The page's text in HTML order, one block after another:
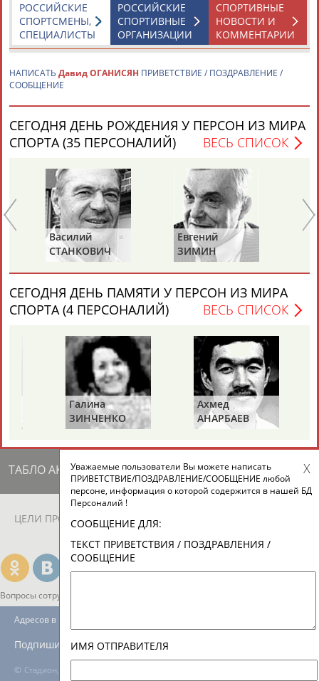
Каримжан
Аделя
Андрей
Герман
Рамазан
АБДУЛАЕВ
Тагир
АБДУЛАЕВ
Камиль
АБДУЛАЗИЗОВ
Загалав
АБДУЛБЕКОВ
Камалудин
Абдула
Магомед
Назир
24 персон из 13181
ЕЩЁ ПЕРСОНЫ
ТАБЛО АКТИВНОСТИ
ЦЕЛИ ПРОЕКТА КОНТАКТЫ
Вопросы сотрудничества и совместной деятельности
© Стадион, 1998-2026
Адресов в новостной рассылке: 996
Подпишись
СПОРТИВНЫЕ
НОВОСТИ И
КОММЕНТАРИИ
РОССИЙСКИЕ
СПОРТИВНЫЕ
ОРГАНИЗАЦИИ
РОССИЙСКИЕ
СПОРТСМЕНЫ,
СПЕЦИАЛИСТЫ
НАПИСАТЬ Давид ОГАНИСЯН ПРИВЕТСТВИЕ / ПОЗДРАВЛЕНИЕ /
СООБЩЕНИЕ
СЕГОДНЯ ДЕНЬ РОЖДЕНИЯ У ПЕРСОН ИЗ МИРА
СПОРТА (35 ПЕРСОНАЛИЙ)
ВЕСЬ СПИСОК
Василий
СТАНКОВИЧ
Евгений
ЗИМИН
СЕГОДНЯ ДЕНЬ ПАМЯТИ У ПЕРСОН ИЗ МИРА
СПОРТА (4 ПЕРСОНАЛИЙ)
ВЕСЬ СПИСОК
Галина
ЗИНЧЕНКО
Ахмед
АНАРБАЕВ
Уважаемые пользователи Вы можете написать
ПРИВЕТСТВИЕ/ПОЗДРАВЛЕНИЕ/СООБЩЕНИЕ любой
персоне, информация о которой содержится в нашей БД
Персоналий !
СООБЩЕНИЕ ДЛЯ:
ТЕКСТ ПРИВЕТСТВИЯ / ПОЗДРАВЛЕНИЯ /
СООБЩЕНИЕ
ИМЯ ОТПРАВИТЕЛЯ